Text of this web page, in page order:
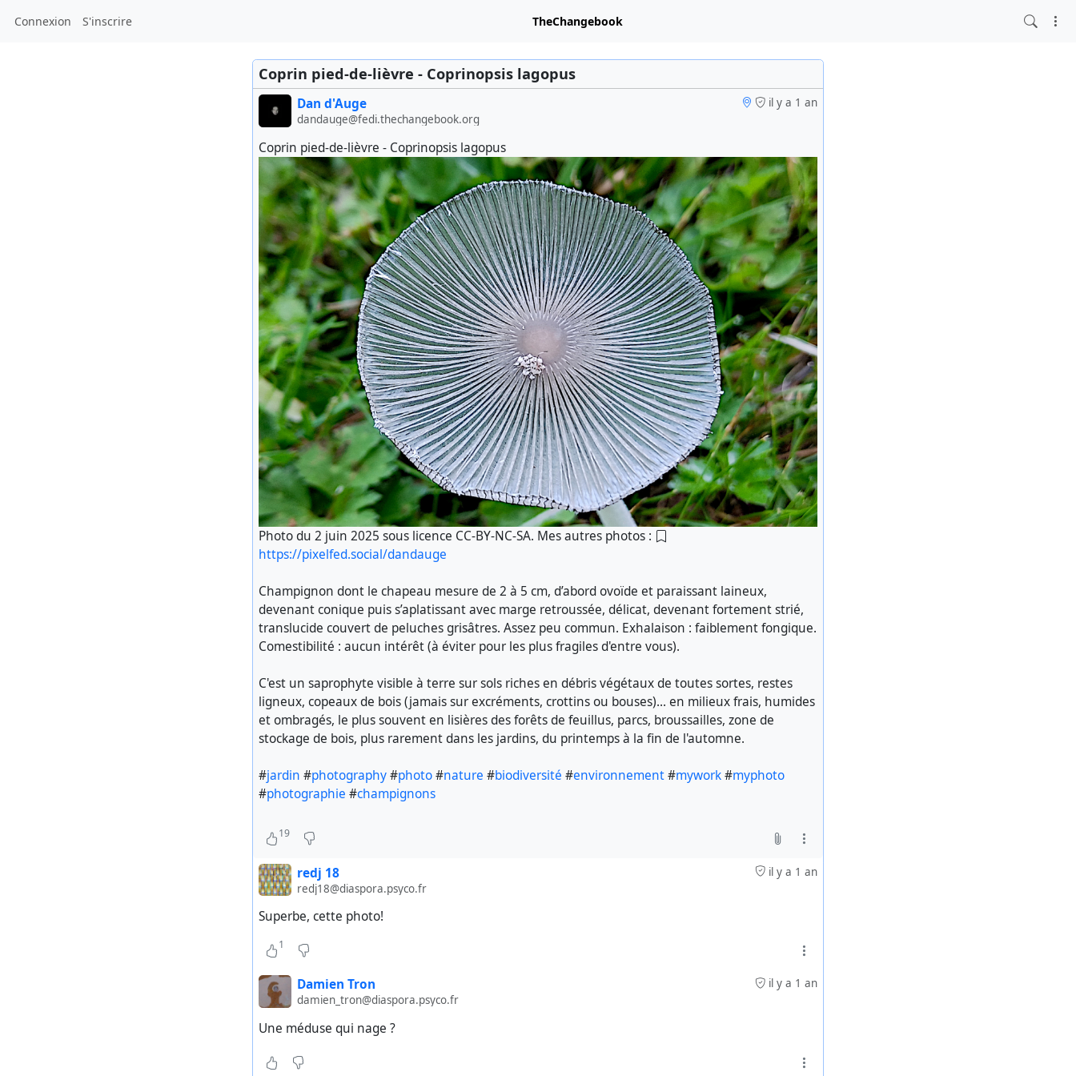
Connexion S'inscrire TheChangebook
Coprin pied-de-lièvre - Coprinopsis lagopus
il y a 1 an
Dan d'Auge
dandauge@fedi.thechangebook.org
Coprin pied-de-lièvre - Coprinopsis lagopus
Photo du 2 juin 2025 sous licence CC-BY-NC-SA. Mes autres photos :
https://pixelfed.social/dandauge
Champignon dont le chapeau mesure de 2 à 5 cm, d’abord ovoïde et paraissant laineux,
devenant conique puis s’aplatissant avec marge retroussée, délicat, devenant fortement strié,
translucide couvert de peluches grisâtres. Assez peu commun. Exhalaison : faiblement fongique.
Comestibilité : aucun intérêt (à éviter pour les plus fragiles d'entre vous).
C'est un saprophyte visible à terre sur sols riches en débris végétaux de toutes sortes, restes
ligneux, copeaux de bois (jamais sur excréments, crottins ou bouses)... en milieux frais, humides
et ombragés, le plus souvent en lisières des forêts de feuillus, parcs, broussailles, zone de
stockage de bois, plus rarement dans les jardins, du printemps à la fin de l'automne.
#jardin #photography#photo#nature #biodiversité #environnement#mywork#myphoto
#photographie #champignons
19
il y a 1 an
redj 18
redj18@diaspora.psyco.fr
Superbe, cette photo!
1
il y a 1 an
Damien Tron
damien_tron@diaspora.psyco.fr
Une méduse qui nage ?